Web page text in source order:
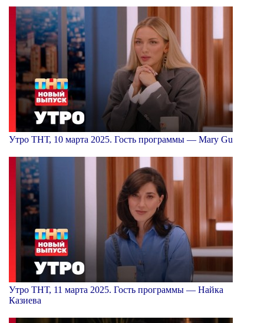
Утро ТНТ, 10 марта 2025. Гость программы — Mary Gu
Утро ТНТ, 11 марта 2025. Гость программы — Найка
Казиева